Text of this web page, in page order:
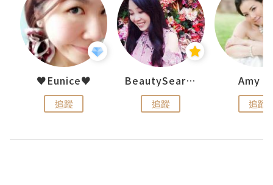
♥Eunice♥
追蹤
BeautySearch
追蹤
Amy
追蹤